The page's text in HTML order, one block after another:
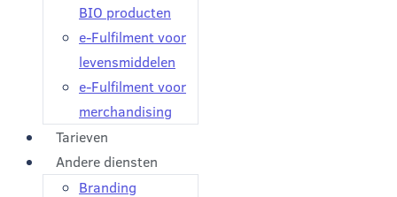
BIO producten
e-Fulfilment voor
levensmiddelen
e-Fulfilment voor
merchandising
Tarieven
Andere diensten
Branding